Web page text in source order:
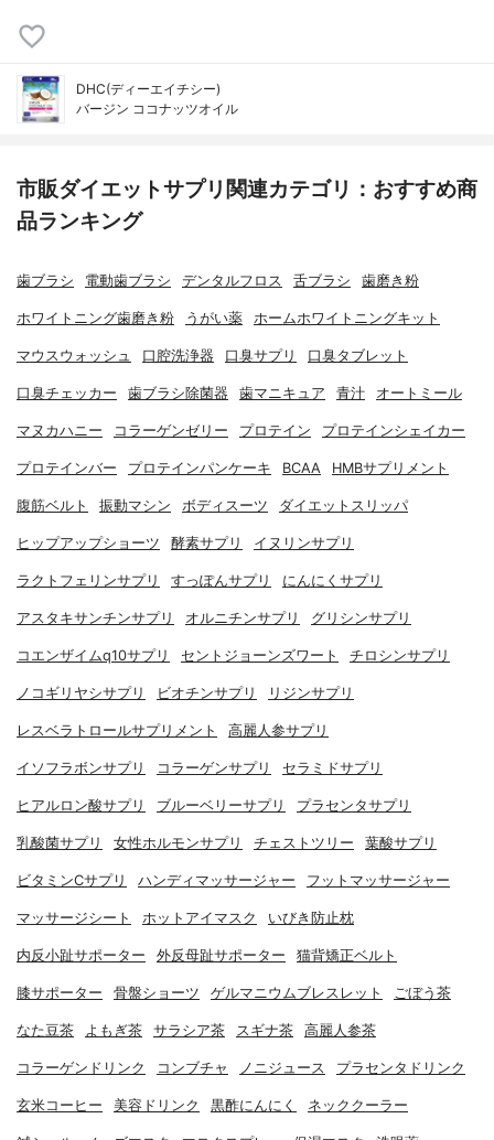
DHC(ディーエイチシー)
バージン ココナッツオイル
市販ダイエットサプリ関連カテゴリ：おすすめ商
品ランキング
歯ブラシ 電動歯ブラシ デンタルフロス 舌ブラシ 歯磨き粉
ホワイトニング歯磨き粉 うがい薬 ホームホワイトニングキット
マウスウォッシュ 口腔洗浄器 口臭サプリ 口臭タブレット
口臭チェッカー 歯ブラシ除菌器 歯マニキュア 青汁 オートミール
マヌカハニー コラーゲンゼリー プロテイン プロテインシェイカー
プロテインバー プロテインパンケーキ BCAA HMBサプリメント
腹筋ベルト 振動マシン ボディスーツ ダイエットスリッパ
ヒップアップショーツ 酵素サプリ イヌリンサプリ
ラクトフェリンサプリ すっぽんサプリ にんにくサプリ
アスタキサンチンサプリ オルニチンサプリ グリシンサプリ
コエンザイムq10サプリ セントジョーンズワート チロシンサプリ
ノコギリヤシサプリ ビオチンサプリ リジンサプリ
レスベラトロールサプリメント 高麗人参サプリ
イソフラボンサプリ コラーゲンサプリ セラミドサプリ
ヒアルロン酸サプリ ブルーベリーサプリ プラセンタサプリ
乳酸菌サプリ 女性ホルモンサプリ チェストツリー 葉酸サプリ
ビタミンCサプリ ハンディマッサージャー フットマッサージャー
マッサージシート ホットアイマスク いびき防止枕
内反小趾サポーター 外反母趾サポーター 猫背矯正ベルト
膝サポーター 骨盤ショーツ ゲルマニウムブレスレット ごぼう茶
なた豆茶 よもぎ茶 サラシア茶 スギナ茶 高麗人参茶
コラーゲンドリンク コンブチャ ノニジュース プラセンタドリンク
玄米コーヒー 美容ドリンク 黒酢にんにく ネッククーラー